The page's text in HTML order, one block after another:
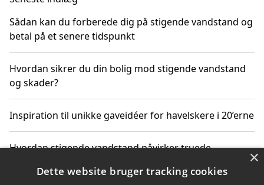
Sådan kan du forberede dig på stigende vandstand og
betal på et senere tidspunkt
Hvordan sikrer du din bolig mod stigende vandstand
og skader?
Inspiration til unikke gaveidéer for havelskere i 20’erne
Hvordan stigende vandstand påvirker truede
×
Dette website bruger tracking cookies